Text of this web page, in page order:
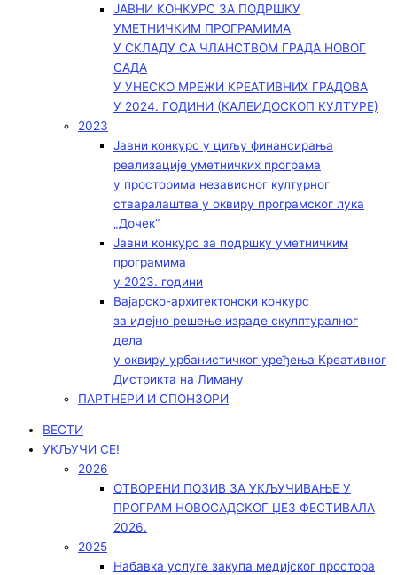
ЈАВНИ КОНКУРС ЗА ПОДРШКУ
УМЕТНИЧКИМ ПРОГРАМИМА
У СКЛАДУ СА ЧЛАНСТВОМ ГРАДА НОВОГ
САДА
У УНЕСКО МРЕЖИ КРЕАТИВНИХ ГРАДОВА
У 2024. ГОДИНИ (КАЛЕИДОСКОП КУЛТУРЕ)
2023
Јавни конкурс у циљу финансирања
реализације уметничких програма
у просторима независног културног
стваралаштва у оквиру програмског лука
„Дочек”
Јавни конкурс за подршку уметничким
програмима
у 2023. години
Вајарско-архитектонски конкурс
за идејно решење израде скулптуралног
дела
у оквиру урбанистичког уређења Креативног
Дистрикта на Лиману
ПАРТНЕРИ И СПОНЗОРИ
ВЕСТИ
УКЉУЧИ СЕ!
2026
ОТВОРЕНИ ПОЗИВ ЗА УКЉУЧИВАЊЕ У
ПРОГРАМ НОВОСАДСКОГ ЏЕЗ ФЕСТИВАЛА
2026.
2025
Набавка услуге закупа медијског простора